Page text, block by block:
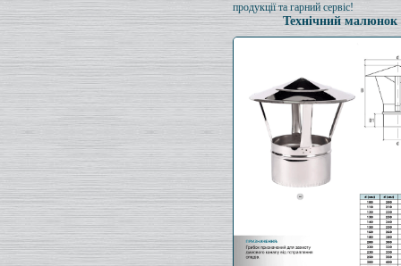
продукції та гарний сервіс!
Технічний малюнок